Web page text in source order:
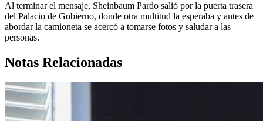
Al terminar el mensaje, Sheinbaum Pardo salió por la puerta trasera
del Palacio de Gobierno, donde otra multitud la esperaba y antes de
abordar la camioneta se acercó a tomarse fotos y saludar a las
personas.
Notas Relacionadas